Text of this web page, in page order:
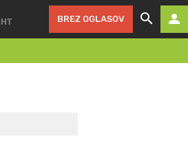
BREZ OGLASOV